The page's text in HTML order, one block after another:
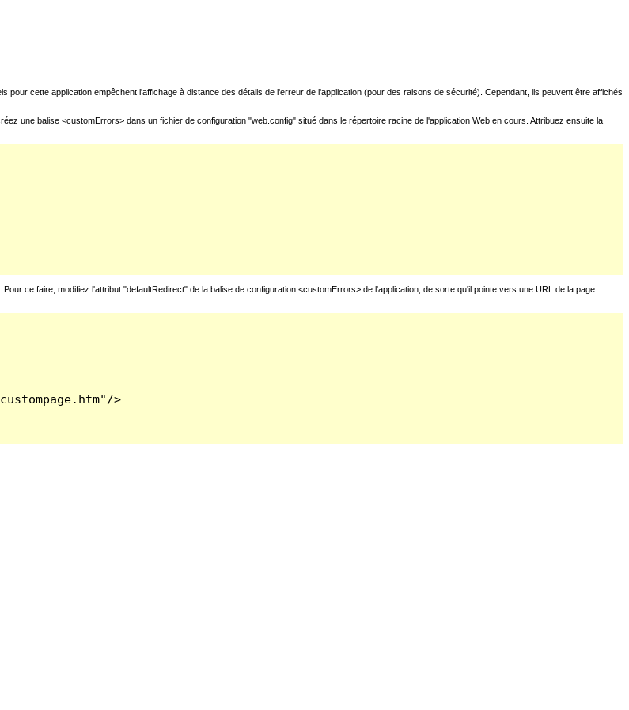
cette application empêchent l'affichage à distance des détails de l'erreur de l'application (pour des raisons de sécurité). Cependant, ils peuvent être affichés
une balise <customErrors> dans un fichier de configuration "web.config" situé dans le répertoire racine de l'application Web en cours. Attribuez ensuite la
ce faire, modifiez l'attribut "defaultRedirect" de la balise de configuration <customErrors> de l'application, de sorte qu'il pointe vers une URL de la page
>